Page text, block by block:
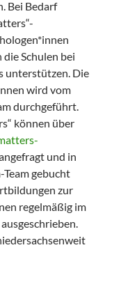
Bei Bedarf
Schulen bei
unterstützen. Die
wird vom
durchgeführt.
können über
und in
gebucht
zur
regelmäßig im